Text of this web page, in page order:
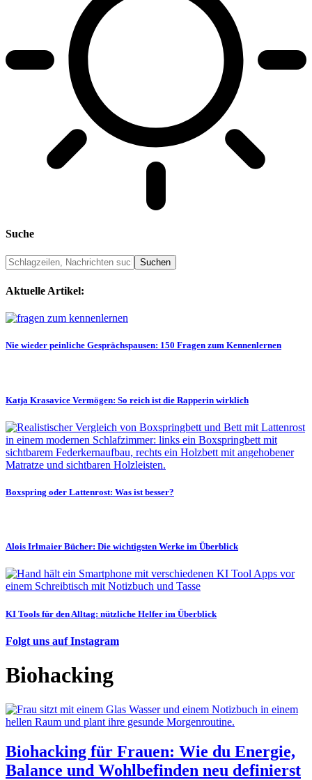
Suche
Aktuelle Artikel:
Nie wieder peinliche Gesprächspausen: 150 Fragen zum Kennenlernen
Katja Krasavice Vermögen: So reich ist die Rapperin wirklich
Boxspring oder Lattenrost: Was ist besser?
Alois Irlmaier Bücher: Die wichtigsten Werke im Überblick
KI Tools für den Alltag: nützliche Helfer im Überblick
Folgt uns auf Instagram
Biohacking
Biohacking für Frauen: Wie du Energie,
Balance und Wohlbefinden neu definierst